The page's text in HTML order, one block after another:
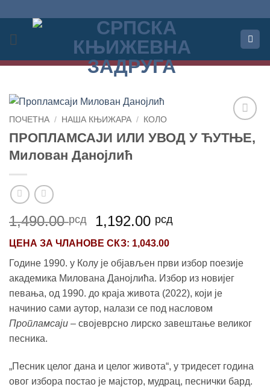
садржај
Додај
у
ПОЧЕТНА / НАША КЊИЖАРА / КОЛО
ПРОПЛАМСАЈИ ИЛИ УВОД У ЋУТЊЕ,
Милован Данојлић
1,490.00рсд
Оригинална
је
била:
1,490.00 рсд.
1,192.00 рсдТренутна
1,192.00 рсд.
ЦЕНА ЗА ЧЛАНОВЕ СКЗ: 1,043.00
Године 1990. у Колу је објављен први избор поезије
академика Милована Данојлића. Избор из новијег
певања, од 1990. до краја живота (2022), који је
начинио сами аутор, налази се под насловом
Пропламсаји – својеврсно лирско завештање великог
песника.
„Песник целог дана и целог живота“, у тридесет година
овог избора постао је мајстор, мудрац, песнички бард.